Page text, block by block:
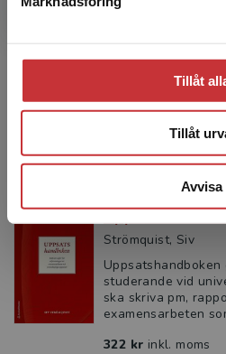
Tillåt
Tillåt
Avvisa
ska skriva pm,
examensarbeten
inkl. moms
Exkl. moms: 188 kr
Strömquist, Siv
studerande vid
ska skriva pm,
examensarbeten
322 kr inkl. moms